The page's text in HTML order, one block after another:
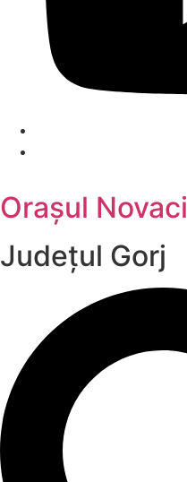
Orașul Novaci
Județul Gorj